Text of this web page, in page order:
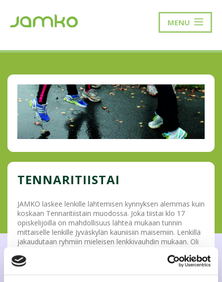
MENU
TENNARITIISTAI
JAMKO laskee lenkille lähtemisen kynnyksen alemmas kuin
koskaan Tennaritiistain muodossa. Joka tiistai klo 17
opiskelijoilla on mahdollisuus lähteä mukaan tunnin
mittaiselle lenkille Jyväskylän kauniisiin maisemiin. Lenkillä
jakaudutaan ryhmiin mieleisen lenkkivauhdin mukaan. Oli
löytää kavereita kevyen liikunnan ohessa, Tennaritiistait
ovat siihen oikea paikka. Lenkkejä vetävät JAMKOn